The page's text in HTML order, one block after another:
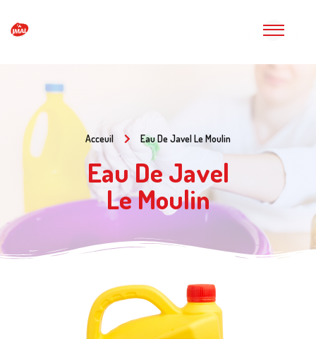
Acceuil Eau De Javel Le Moulin
Eau De Javel
Le Moulin